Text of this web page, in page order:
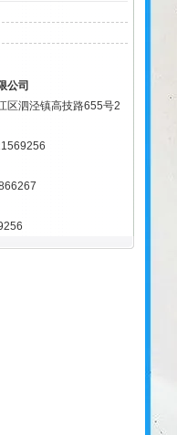
公司
区泗泾镇高技路655号2